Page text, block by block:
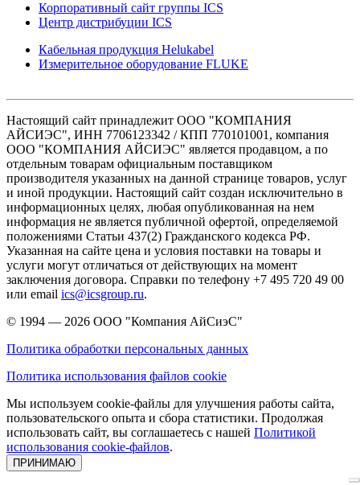
Корпоративный сайт группы ICS
Центр дистрибуции ICS
Кабельная продукция Helukabel
Измерительное оборудование FLUKE
Настоящий сайт принадлежит ООО "КОМПАНИЯ
АЙСИЭС", ИНН 7706123342 / КПП 770101001, компания
ООО "КОМПАНИЯ АЙСИЭС" является продавцом, а по
отдельным товарам официальным поставщиком
производителя указанных на данной странице товаров, услуг
и иной продукции. Настоящий сайт создан исключительно в
информационных целях, любая опубликованная на нем
информация не является публичной офертой, определяемой
положениями Статьи 437(2) Гражданского кодекса РФ.
Указанная на сайте цена и условия поставки на товары и
услуги могут отличаться от действующих на момент
заключения договора. Справки по телефону +7 495 720 49 00
или email ics@icsgroup.ru.
© 1994 — 2026 ООО "Компания АйСиэС"
Политика обработки персональных данных
Политика использования файлов cookie
Мы используем cookie-файлы для улучшения работы сайта,
пользовательского опыта и сбора статистики. Продолжая
использовать сайт, вы соглашаетесь с нашей Политикой
использования cookie-файлов.
ПРИНИМАЮ